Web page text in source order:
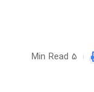
5 Min Read